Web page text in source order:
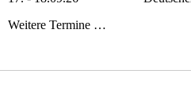
Weitere Termine …